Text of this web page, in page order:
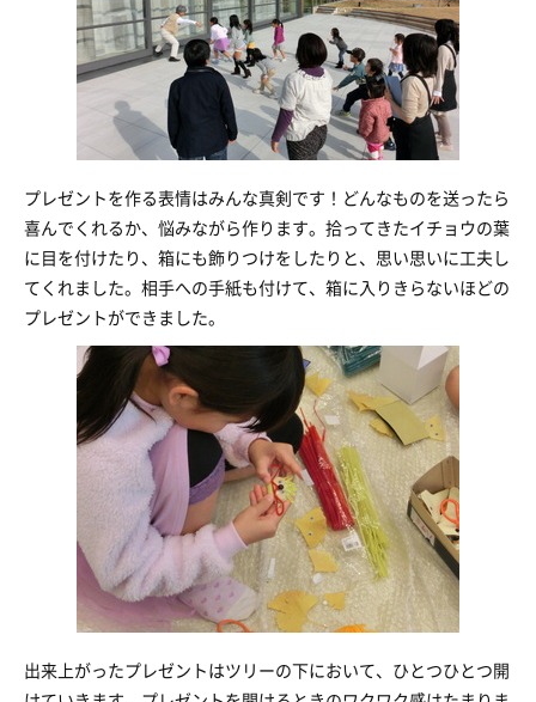
プレゼントを作る表情はみんな真剣です！どんなものを送ったら
喜んでくれるか、悩みながら作ります。拾ってきたイチョウの葉
に目を付けたり、箱にも飾りつけをしたりと、思い思いに工夫し
てくれました。相手への手紙も付けて、箱に入りきらないほどの
プレゼントができました。
出来上がったプレゼントはツリーの下において、ひとつひとつ開